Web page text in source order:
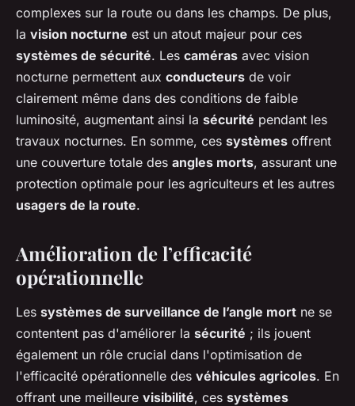
complexes sur la route ou dans les champs. De plus,
la vision nocturne est un atout majeur pour ces
systèmes de sécurité. Les caméras avec vision
nocturne permettent aux conducteurs de voir
clairement même dans des conditions de faible
luminosité, augmentant ainsi la sécurité pendant les
travaux nocturnes. En somme, ces systèmes offrent
une couverture totale des angles morts, assurant une
protection optimale pour les agriculteurs et les autres
usagers de la route.
Amélioration de l’efficacité
opérationnelle
Les systèmes de surveillance de l’angle mort ne se
contentent pas d'améliorer la sécurité ; ils jouent
également un rôle crucial dans l'optimisation de
l'efficacité opérationnelle des véhicules agricoles. En
offrant une meilleure visibilité, ces systèmes